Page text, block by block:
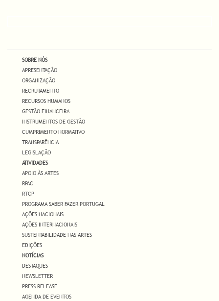
SOBRE NÓS
APRESENTAÇÃO
ORGANIZAÇÃO
RECRUTAMENTO
RECURSOS HUMANOS
GESTÃO FINANCEIRA
INSTRUMENTOS DE GESTÃO
CUMPRIMENTO NORMATIVO
TRANSPARÊNCIA
LEGISLAÇÃO
ATIVIDADES
APOIO ÀS ARTES
RPAC
RTCP
PROGRAMA SABER FAZER PORTUGAL
AÇÕES NACIONAIS
AÇÕES INTERNACIONAIS
SUSTENTABILIDADE NAS ARTES
EDIÇÕES
NOTÍCIAS
DESTAQUES
NEWSLETTER
PRESS RELEASE
AGENDA DE EVENTOS